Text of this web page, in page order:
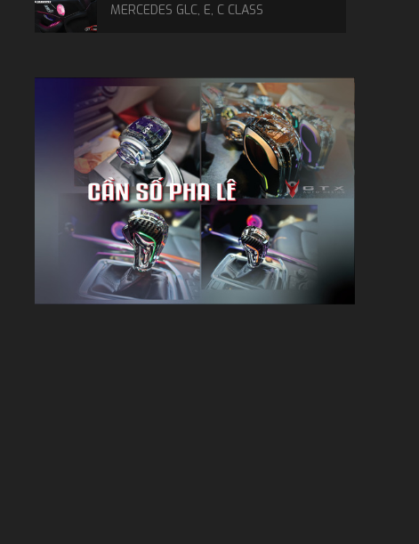
MERCEDES GLC, E, C CLASS